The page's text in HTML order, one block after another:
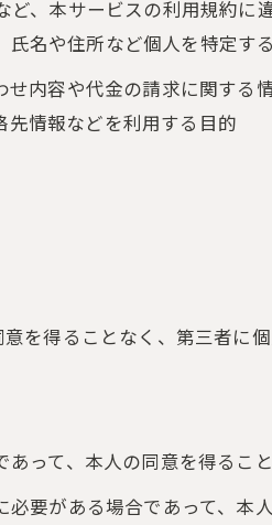
、本サービスの利用規約
名や住所など個人を特定す
内容や代金の請求に関す
情報などを利用する目的
を得ることなく、第三者に
って、本人の同意を得るこ
要がある場合であって、本